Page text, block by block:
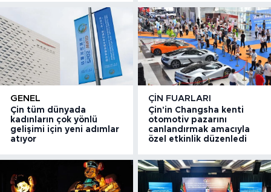
GENEL
Çin tüm dünyada
kadınların çok yönlü
gelişimi için yeni adımlar
atıyor
ÇIN FUARLARI
Çin'in Changsha kenti
otomotiv pazarını
canlandırmak amacıyla
özel etkinlik düzenledi